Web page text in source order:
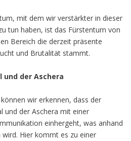
mit dem wir verstärkter in dieser
tun haben, ist das Fürstentum von
Bereich die derzeit präsente
und Brutalität stammt.
und der Aschera
wir erkennen, dass der
und der Aschera mit einer
einhergeht, was anhand
Hier kommt es zu einer